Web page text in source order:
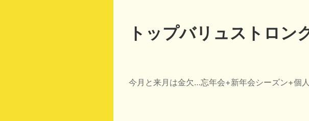
トップバリュストロン
今月と来月は金欠…忘年会+新年会シーズン+個